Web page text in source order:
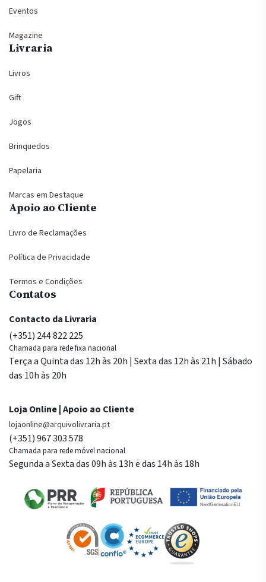
Eventos
Magazine
Livraria
Livros
Gift
Jogos
Brinquedos
Papelaria
Marcas em Destaque
Apoio ao Cliente
Livro de Reclamações
Política de Privacidade
Termos e Condições
Contatos
Contacto da Livraria
(+351) 244 822 225
Chamada para rede fixa nacional
Terça a Quinta das 12h às 20h | Sexta das 12h às 21h | Sábado
das 10h às 20h
Loja Online | Apoio ao Cliente
lojaonline@arquivolivraria.pt
(+351) 967 303 578
Chamada para rede móvel nacional
Segunda a Sexta das 09h às 13h e das 14h às 18h